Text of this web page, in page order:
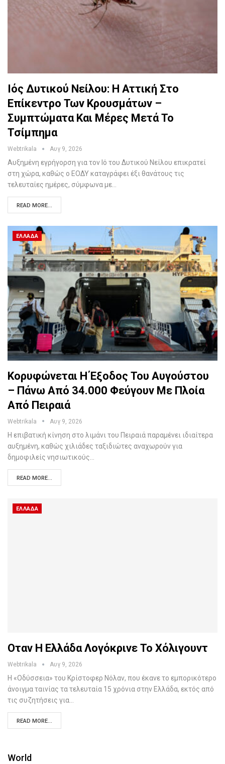
Ιός Δυτικού Νείλου: Η Αττική Στο
Επίκεντρο Των Κρουσμάτων –
Συμπτώματα Και Μέρες Μετά Το
Τσίμπημα
Webtrikala Αυγ 9, 2026
Αυξημένη εγρήγορση για τον Ιό του Δυτικού Νείλου επικρατεί
στη χώρα, καθώς ο ΕΟΔΥ καταγράφει έξι θανάτους τις
τελευταίες ημέρες, σύμφωνα με…
READ MORE...
ΕΛΛΆΔΑ
Κορυφώνεται Η Έξοδος Του Αυγούστου
– Πάνω Από 34.000 Φεύγουν Με Πλοία
Από Πειραιά
Webtrikala Αυγ 9, 2026
Η επιβατική κίνηση στο λιμάνι του Πειραιά παραμένει ιδιαίτερα
αυξημένη, καθώς χιλιάδες ταξιδιώτες αναχωρούν για
δημοφιλείς νησιωτικούς…
READ MORE...
ΕΛΛΆΔΑ
Οταν Η Ελλάδα Λογόκρινε Το Χόλιγουντ
Webtrikala Αυγ 9, 2026
Η «Οδύσσεια» του Κρίστοφερ Νόλαν, που έκανε το εμπορικότερο
άνοιγμα ταινίας τα τελευταία 15 χρόνια στην Ελλάδα, εκτός από
τις συζητήσεις για…
READ MORE...
World